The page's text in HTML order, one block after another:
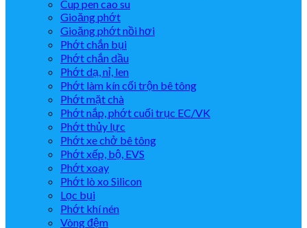
Cup pen cao su
Gioăng phớt
Gioăng phớt nồi hơi
Phớt chắn bụi
Phớt chắn dầu
Phớt dạ, nỉ, len
Phớt làm kín cối trộn bê tông
Phớt mặt chà
Phớt nắp, phớt cuối trục EC/VK
Phớt thủy lực
Phớt xe chở bê tông
Phớt xếp, bộ, EVS
Phớt xoay
Phớt lò xo Silicon
Lọc bụi
Phớt khí nén
Vòng đệm